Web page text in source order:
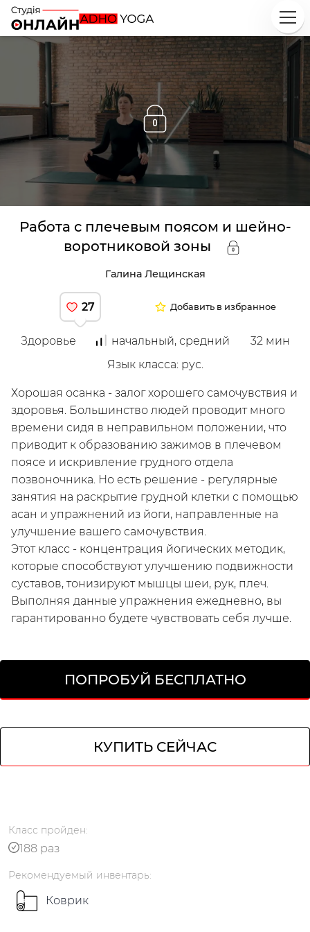
Исследуй
Классы
Курсы Плейлисты
Инструкторы
Мой
/ Зарегистрируйся
Работа с плечевым поясом и шейно-
воротниковой зоны
Галина Лещинская
27 Добавить в избранное
Здоровье начальный, средний 32 мин
Язык класса: рус.
Хорошая осанка - залог хорошего самочувствия и
здоровья. Большинство людей проводит много
времени сидя в неправильном положении, что
приводит к образованию зажимов в плечевом
поясе и искривление грудного отдела
позвоночника. Но есть решение - регулярные
занятия на раскрытие грудной клетки с помощью
асан и упражнений из йоги, направленные на
улучшение вашего самочувствия.
Этот класс - концентрация йогических методик,
которые способствуют улучшению подвижности
суставов, тонизируют мышцы шеи, рук, плеч.
Выполняя данные упражнения ежедневно, вы
гарантированно будете чувствовать себя лучше.
ПОПРОБУЙ БЕСПЛАТНО
КУПИТЬ СЕЙЧАС
Класс пройден:
188 раз
Рекомендуемый инвентарь:
Коврик